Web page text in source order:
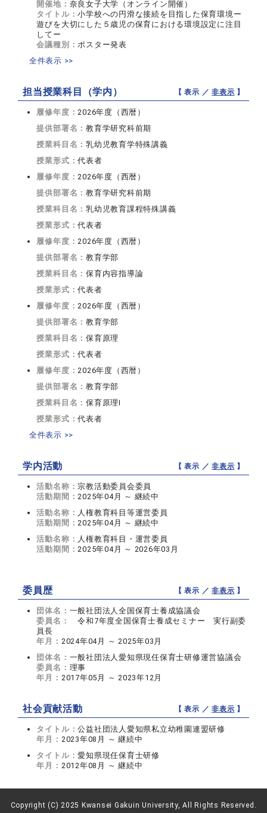
開催地： 奈良女子大学（オンライン開催）
タイトル：小学校への円滑な接続を目指した保育環境ー
遊びを大切にした５歳児の保育における環境設定に注目
してー
会議種別： ポスター発表
全件表示 >>
担当授業科目（学内） 【 表示 ／非表示 】
履修年度： 2026年度（西暦）
提供部署名：教育学研究科前期
授業科目名：乳幼児教育学特殊講義
授業形式：代表者
履修年度： 2026年度（西暦）
提供部署名：教育学研究科前期
授業科目名：乳幼児教育課程特殊講義
授業形式：代表者
履修年度： 2026年度（西暦）
提供部署名：教育学部
授業科目名：保育内容指導論
授業形式：代表者
履修年度： 2026年度（西暦）
提供部署名：教育学部
授業科目名：保育原理
授業形式：代表者
履修年度： 2026年度（西暦）
提供部署名：教育学部
授業科目名：保育原理I
授業形式：代表者
全件表示 >>
学内活動 【 表示 ／非表示 】
活動名称： 宗教活動委員会委員
活動期間： 2025年04月 ～ 継続中
活動名称： 人権教育科目等運営委員
活動期間： 2025年04月 ～ 継続中
活動名称： 人権教育科目・運営委員
活動期間： 2025年04月 ～ 2026年03月
委員歴 【 表示 ／非表示 】
団体名： 一般社団法人全国保育士養成協議会
委員名：
令和7年度全国保育士養成セミナー 実行副委
員長
年月： 2024年04月 ～ 2025年03月
団体名： 一般社団法人愛知県現任保育士研修運営協議会
委員名： 理事
年月： 2017年05月 ～ 2023年12月
社会貢献活動 【 表示 ／非表示 】
タイトル：公益社団法人愛知県私立幼稚園連盟研修
年月： 2023年08月 ～ 継続中
タイトル：愛知県現任保育士研修
年月： 2012年08月 ～ 継続中
Copyright (C) 2025 Kwansei Gakuin University, All Rights Reserved.